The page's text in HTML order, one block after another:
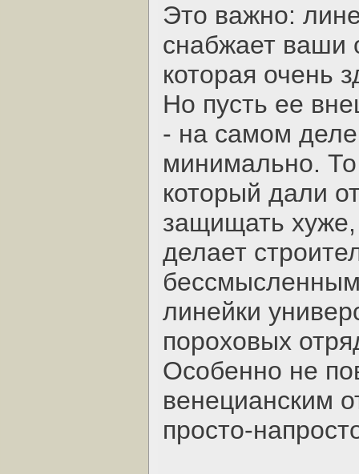
Это важно:
снабжает ваши
которая очень
Но пусть ее
- на самом
минимально.
который дали
защищать хуже,
делает
линейки
пороховых
Особенно не
венецианским
просто-